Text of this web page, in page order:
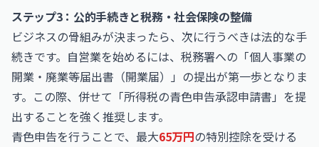
ステップ3：公的手続きと税務・社会保険の整備
ビジネスの骨組みが決まったら、次に行うべきは法的な手
続きです。自営業を始めるには、税務署への「個人事業の
開業・廃業等届出書（開業届）」の提出が第一歩となりま
す。この際、併せて「所得税の青色申告承認申請書」を提
出することを強く推奨します。
青色申告を行うことで、最大65万円の特別控除を受ける